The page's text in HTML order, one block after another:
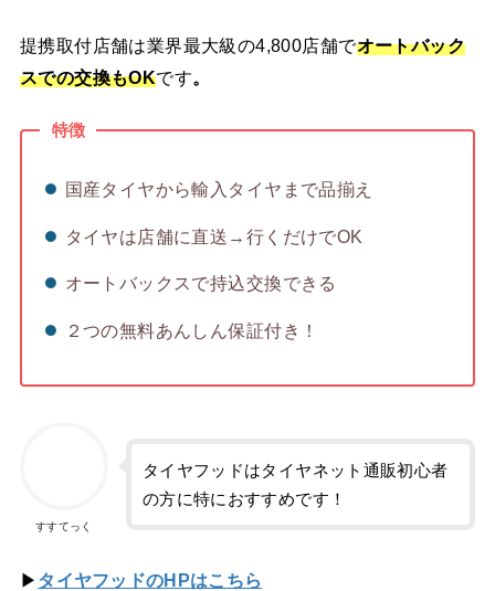
提携取付店舗は業界最大級の4,800店舗でオートバック
スでの交換もOKです。
特徴
国産タイヤから輸入タイヤまで品揃え
タイヤは店舗に直送→行くだけでOK
オートバックスで持込交換できる
２つの無料あんしん保証付き！
すすてっく
タイヤフッドはタイヤネット通販初心者
の方に特におすすめです！
▶ タイヤフッドのHPはこちら